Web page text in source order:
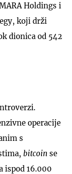
Holdings i
koji drži
dionica od 542
operacije
s
bitcoin se
ispod 16.000